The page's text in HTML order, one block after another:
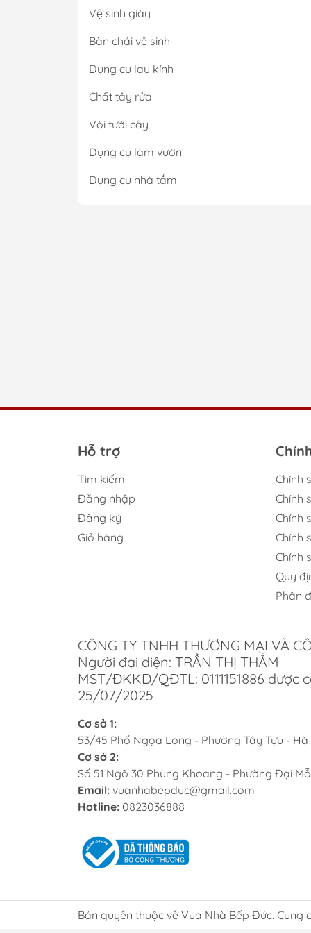
cầu
Đối
Vệ sinh giày
Bàn chải vệ sinh
Dụng cụ lau kính
Chất tẩy rửa
Vòi tưới cây
Dụng cụ làm vườn
Dụng cụ nhà tắm
Hỗ trợ
Tìm kiếm
Đăng nhập
Đăng ký
Giỏ hàng
Chính
Chính
Chính
Chính
Chính
Quy
Phân
CÔNG TY TNHH THƯƠNG MẠI VÀ
Người đại diện: TRẦN THỊ THẮM
MST/ĐKKD/QĐTL: 0111151886 được
25/07/2025
Cơ sở 1:
53/45 Phố Ngọa Long - Phường Tây Tựu - Hà
Cơ sở 2:
Số 51 Ngõ 30 Phùng Khoang - Phường Đại
Email: vuanhabepduc@gmail.com
Hotline: 0823036888
Bản quyền thuộc về Vua Nhà Bếp Đức. Cung